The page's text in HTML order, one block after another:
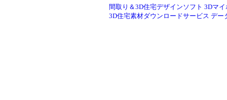
間取り＆3D住宅デザインソフト 3Dマ
3D住宅素材ダウンロードサービス デー